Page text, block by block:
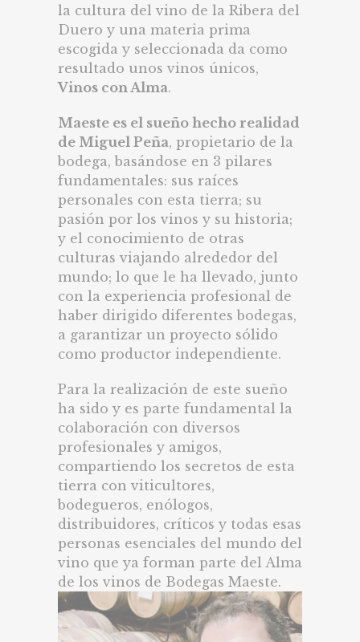
la cultura del vino de la Ribera del
Duero y una materia prima
escogida y seleccionada da como
resultado unos vinos únicos,
Vinos con Alma.
Maeste es el sueño hecho realidad
de Miguel Peña, propietario de la
bodega, basándose en 3 pilares
fundamentales: sus raíces
personales con esta tierra; su
pasión por los vinos y su historia;
y el conocimiento de otras
culturas viajando alrededor del
mundo; lo que le ha llevado, junto
con la experiencia profesional de
haber dirigido diferentes bodegas,
a garantizar un proyecto sólido
como productor independiente.
Para la realización de este sueño
ha sido y es parte fundamental la
colaboración con diversos
profesionales y amigos,
compartiendo los secretos de esta
tierra con viticultores,
bodegueros, enólogos,
distribuidores, críticos y todas esas
personas esenciales del mundo del
vino que ya forman parte del Alma
de los vinos de Bodegas Maeste.